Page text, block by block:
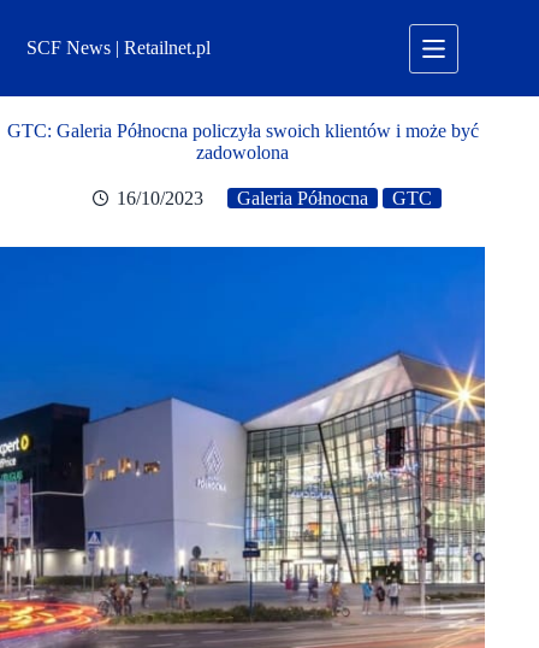
treściSCF News | Retailnet.pl
GTC: Galeria Północna policzyła swoich klientów i może być
zadowolona
16/10/2023 Galeria Północna GTC